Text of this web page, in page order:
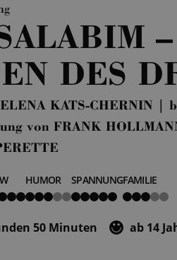
DES
KATS-CHERNIN |
von FRANK
HUMOR
3
von
SPANNUNG
5
von
FAMILIE
3
von
50 Minuten ab 14